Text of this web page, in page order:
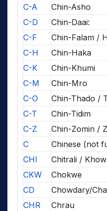
C-A
Chin-Asho
C-D
Chin-Daai:
C-F
Chin-Falam /
C-H
Chin-Haka
C-K
Chin-Khumi
C-M
Chin-Mro
C-O
Chin-Thado /
C-T
Chin-Tidim
C-Z
Chin-Zomin /
C
Chinese (not
CHI
Chitrali /
CKW
Chokwe
CD
Chowdary/
CHR
Chrau